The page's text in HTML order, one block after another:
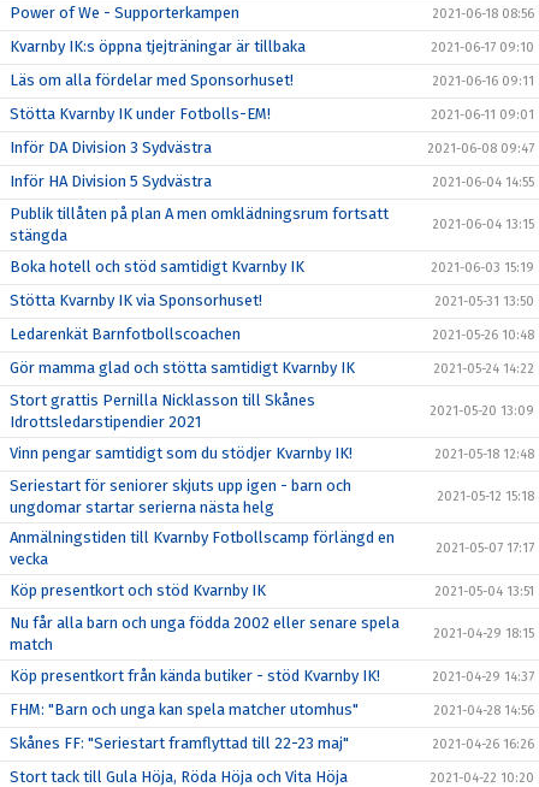
Power of We - Supporterkampen 2021-06-18 08:56
Kvarnby IK:s öppna tjejträningar är tillbaka 2021-06-17 09:10
Läs om alla fördelar med Sponsorhuset! 2021-06-16 09:11
Stötta Kvarnby IK under Fotbolls-EM! 2021-06-11 09:01
Inför DA Division 3 Sydvästra 2021-06-08 09:47
Inför HA Division 5 Sydvästra 2021-06-04 14:55
Publik tillåten på plan A men omklädningsrum fortsatt
stängda
2021-06-04 13:15
Boka hotell och stöd samtidigt Kvarnby IK 2021-06-03 15:19
Stötta Kvarnby IK via Sponsorhuset! 2021-05-31 13:50
Ledarenkät Barnfotbollscoachen 2021-05-26 10:48
Gör mamma glad och stötta samtidigt Kvarnby IK 2021-05-24 14:22
Stort grattis Pernilla Nicklasson till Skånes
Idrottsledarstipendier 2021
2021-05-20 13:09
Vinn pengar samtidigt som du stödjer Kvarnby IK! 2021-05-18 12:48
Seriestart för seniorer skjuts upp igen - barn och
ungdomar startar serierna nästa helg
2021-05-12 15:18
Anmälningstiden till Kvarnby Fotbollscamp förlängd en
vecka
2021-05-07 17:17
Köp presentkort och stöd Kvarnby IK 2021-05-04 13:51
Nu får alla barn och unga födda 2002 eller senare spela
match
2021-04-29 18:15
Köp presentkort från kända butiker - stöd Kvarnby IK! 2021-04-29 14:37
FHM: "Barn och unga kan spela matcher utomhus" 2021-04-28 14:56
Skånes FF: "Seriestart framflyttad till 22-23 maj" 2021-04-26 16:26
Stort tack till Gula Höja, Röda Höja och Vita Höja 2021-04-22 10:20